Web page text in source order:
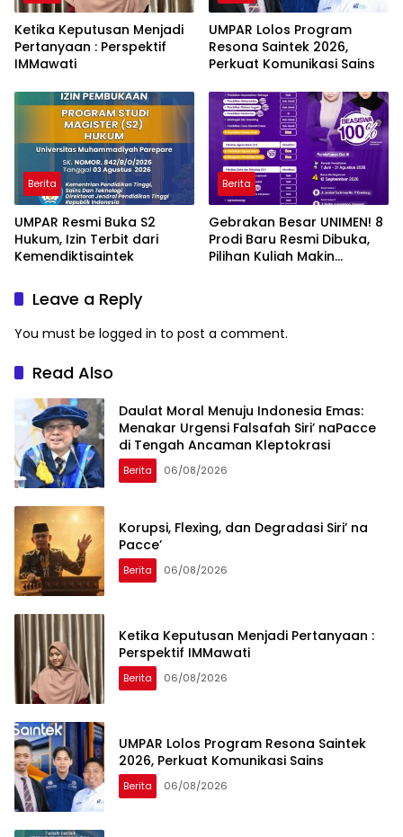
Ketika Keputusan Menjadi
Pertanyaan : Perspektif
IMMawati
UMPAR Lolos Program
Resona Saintek 2026,
Perkuat Komunikasi Sains
Berita
UMPAR Resmi Buka S2
Hukum, Izin Terbit dari
Kemendiktisaintek
Berita
Gebrakan Besar UNIMEN! 8
Prodi Baru Resmi Dibuka,
Pilihan Kuliah Makin
Leave a Reply
You must be logged in to post a comment.
Read Also
Daulat Moral Menuju Indonesia Emas:
Menakar Urgensi Falsafah Siri’ naPacce
di Tengah Ancaman Kleptokrasi
Berita 06/08/2026
Korupsi, Flexing, dan Degradasi Siri’ na
Pacce’
Berita 06/08/2026
Ketika Keputusan Menjadi Pertanyaan :
Perspektif IMMawati
Berita 06/08/2026
UMPAR Lolos Program Resona Saintek
2026, Perkuat Komunikasi Sains
Berita 06/08/2026